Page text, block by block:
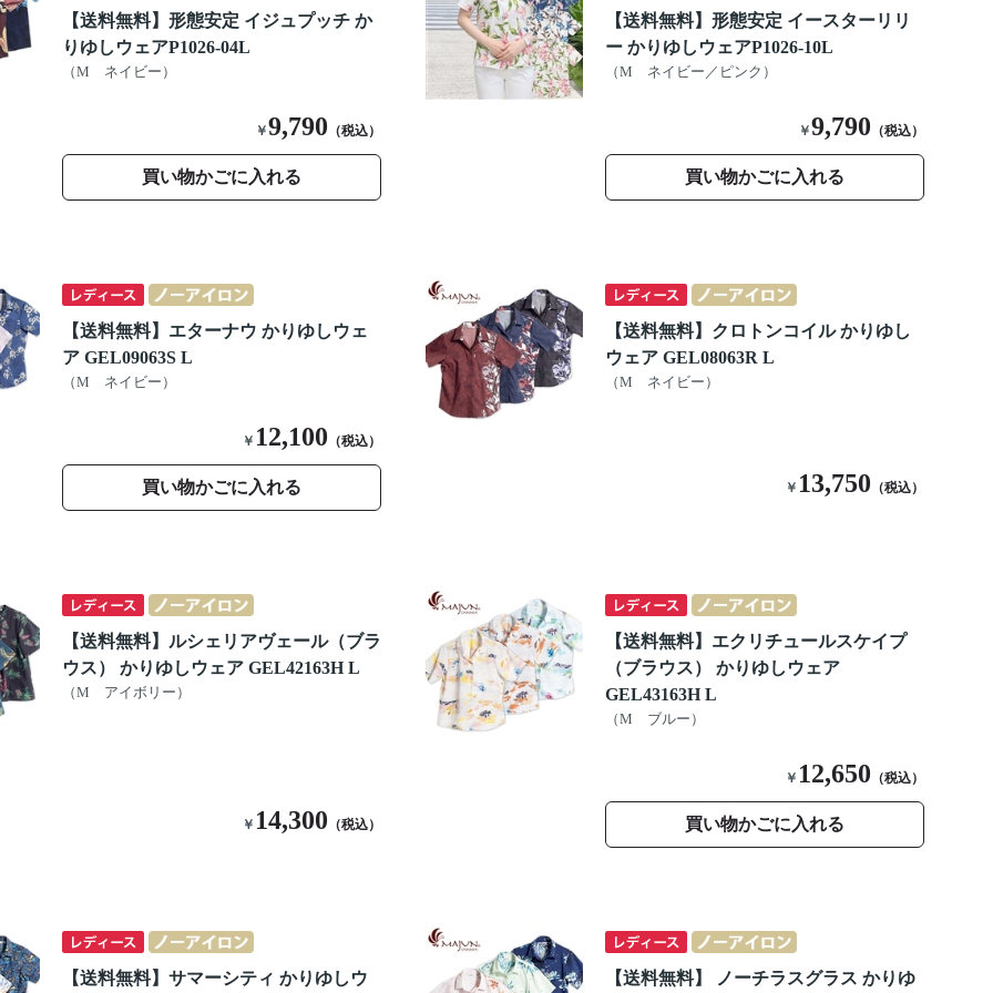
【送料無料】形態安定 イジュプッチ か
りゆしウェアP1026-04L
（M ネイビー）
￥9,790 （税込）
買い物かごに入れる
【送料無料】形態安定 イースターリリ
ー かりゆしウェアP1026-10L
（M ネイビー／ピンク）
￥9,790 （税込）
買い物かごに入れる
【送料無料】エターナウ かりゆしウェ
ア GEL09063S L
（M ネイビー）
￥ 12,100 （税込）
買い物かごに入れる
【送料無料】クロトンコイル かりゆし
ウェア GEL08063R L
（M ネイビー）
￥ 13,750 （税込）
【送料無料】ルシェリアヴェール（ブラ
ウス） かりゆしウェア GEL42163H L
（M アイボリー）
￥ 14,300 （税込）
【送料無料】エクリチュールスケイプ
（ブラウス） かりゆしウェア
GEL43163H L
（M ブルー）
￥ 12,650 （税込）
買い物かごに入れる
【送料無料】サマーシティ かりゆしウ 【送料無料】 ノーチラスグラス かりゆ